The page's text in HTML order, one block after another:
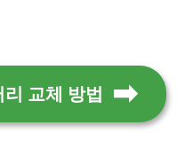
교체 방법